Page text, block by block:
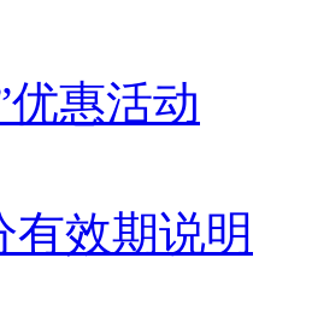
优惠活动
有效期说明